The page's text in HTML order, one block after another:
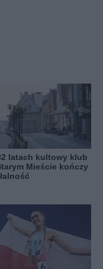
latach kultowy klub
Mieście kończy